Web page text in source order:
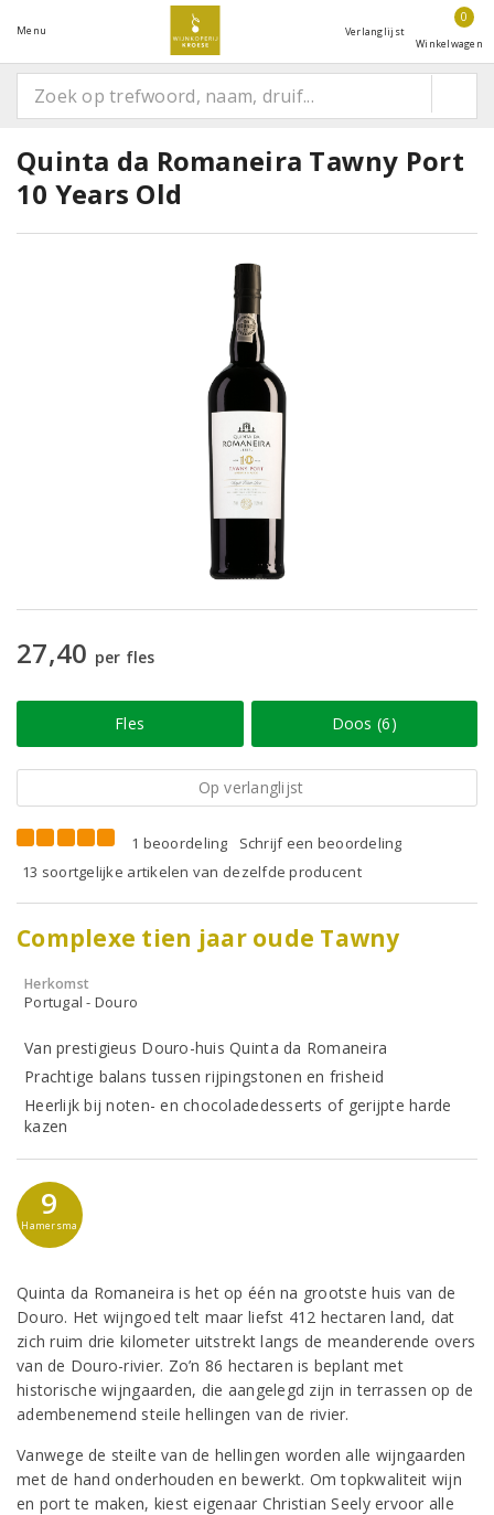
Menu Verlanglijst
0
Winkelwagen
Quinta da Romaneira Tawny Port
10 Years Old
27,40 per fles
Fles Doos (6)
Op verlanglijst
1 beoordeling
Schrijf een beoordeling
13 soortgelijke artikelen van dezelfde producent
Complexe tien jaar oude Tawny
Herkomst
Portugal - Douro
Van prestigieus Douro-huis Quinta da Romaneira
Prachtige balans tussen rijpingstonen en frisheid
Heerlijk bij noten- en chocoladedesserts of gerijpte harde
kazen
9
Hamersma
Quinta da Romaneira is het op één na grootste huis van de
Douro. Het wijngoed telt maar liefst 412 hectaren land, dat
zich ruim drie kilometer uitstrekt langs de meanderende overs
van de Douro-rivier. Zo’n 86 hectaren is beplant met
historische wijngaarden, die aangelegd zijn in terrassen op de
adembenemend steile hellingen van de rivier.
Vanwege de steilte van de hellingen worden alle wijngaarden
met de hand onderhouden en bewerkt. Om topkwaliteit wijn
en port te maken, kiest eigenaar Christian Seely ervoor alle